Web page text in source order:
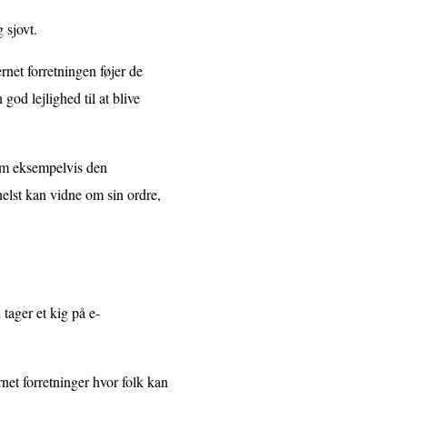
sjovt.
forretningen føjer de
god lejlighed til at blive
eksempelvis den
kan vidne om sin ordre,
et kig på e-
forretninger hvor folk kan